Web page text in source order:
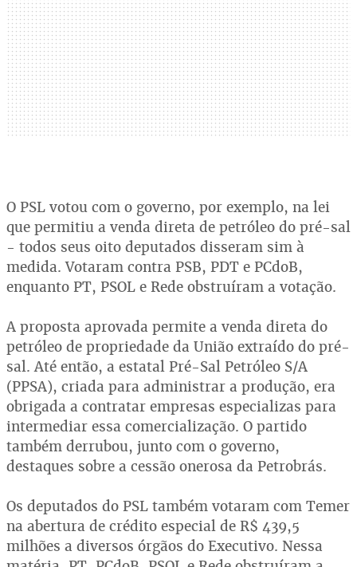
O PSL votou com o governo, por exemplo, na lei
que permitiu a venda direta de petróleo do pré-sal
- todos seus oito deputados disseram sim à
medida. Votaram contra PSB, PDT e PCdoB,
enquanto PT, PSOL e Rede obstruíram a votação.
A proposta aprovada permite a venda direta do
petróleo de propriedade da União extraído do pré-
sal. Até então, a estatal Pré-Sal Petróleo S/A
(PPSA), criada para administrar a produção, era
obrigada a contratar empresas especializas para
intermediar essa comercialização. O partido
também derrubou, junto com o governo,
destaques sobre a cessão onerosa da Petrobrás.
Os deputados do PSL também votaram com Temer
na abertura de crédito especial de R$ 439,5
milhões a diversos órgãos do Executivo. Nessa